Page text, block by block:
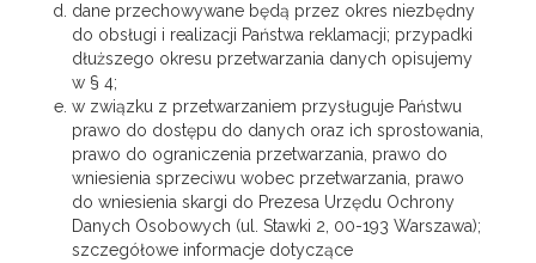
dane przechowywane będą przez okres niezbędny
do obsługi i realizacji Państwa reklamacji; przypadki
dłuższego okresu przetwarzania danych opisujemy
w § 4;
w związku z przetwarzaniem przysługuje Państwu
prawo do dostępu do danych oraz ich sprostowania,
prawo do ograniczenia przetwarzania, prawo do
wniesienia sprzeciwu wobec przetwarzania, prawo
do wniesienia skargi do Prezesa Urzędu Ochrony
Danych Osobowych (ul. Stawki 2, 00-193 Warszawa);
szczegółowe informacje dotyczące